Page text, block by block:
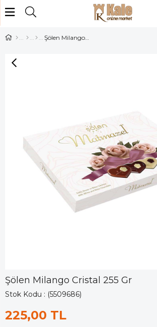
Şölen Milango Cristal 255 Gr
Şölen Milango Cristal 255 Gr
Stok Kodu (5509686)
225,00 TL